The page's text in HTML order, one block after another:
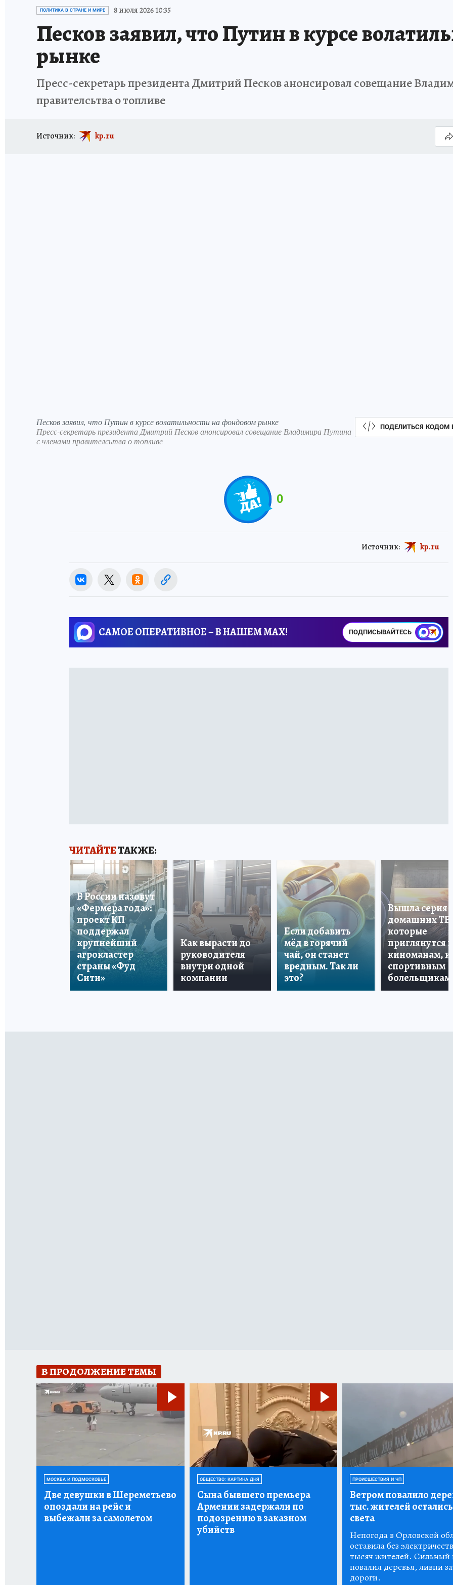
ИСПЫТАНО НА СЕБЕ
ПОЛИТИКА В СТРАНЕ И МИРЕ 8 июля 2026 10:35
Песков заявил, что Путин в курсе
рынке
Пресс-секретарь президента Дмитрий Песков анонсировал совещание
правителсьтва о топливе
Источник: kp.ru
Песков заявил, что Путин в курсе волатильности на фондовом рынке
Пресс-секретарь президента Дмитрий Песков анонсировал совещание Владимира Путина
с членами правителсьтва о топливе
ПОДЕЛИТЬСЯ КОДОМ
0
Источник: kp.ru
САМОЕ ОПЕРАТИВНОЕ – В НАШЕМ MAX! ПОДПИСЫВАЙТЕСЬ
ЧИТАЙТЕТАКЖЕ:
В России назовут
«Фермера года»:
проект КП
поддержал
крупнейший
агрокластер
страны «Фуд
Сити»
Как вырасти до
руководителя
внутри одной
компании
Если добавить
мёд в горячий
чай, он станет
вредным. Так ли
это?
Вышла серия
домашних ТВ,
которые
приглянутся и
киноманам, и
спортивным
болельщикам
В ПРОДОЛЖЕНИЕ ТЕМЫ
МОСКВА И ПОДМОСКОВЬЕ
Две девушки в Шереметьево
опоздали на рейс и
выбежали за самолетом
ОБЩЕСТВО: КАРТИНА ДНЯ
Сына бывшего премьера
Армении задержали по
подозрению в заказном
убийств
ПРОИСШЕСТВИЯ И ЧП
Ветром повалило
тыс.жителей
света
Непогода в Орловской
оставила без
тысяч жителей. Сильный
повалил деревья, ливни
дороги.